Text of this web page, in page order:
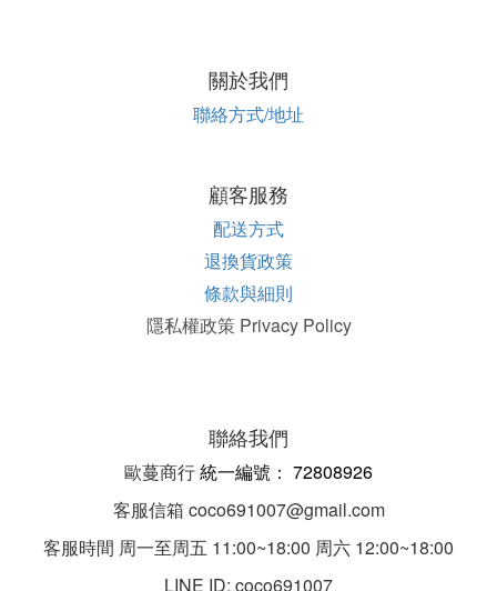
關於我們
聯絡方式/地址
顧客服務
配送方式
退換貨政策
條款與細則
隱私權政策 Privacy Policy
聯絡我們
歐蔓商行統一編號： 72808926
客服信箱 coco691007@gmail.com
客服時間 周一至周五 11:00~18:00 周六 12:00~18:00
LINE ID: coco691007